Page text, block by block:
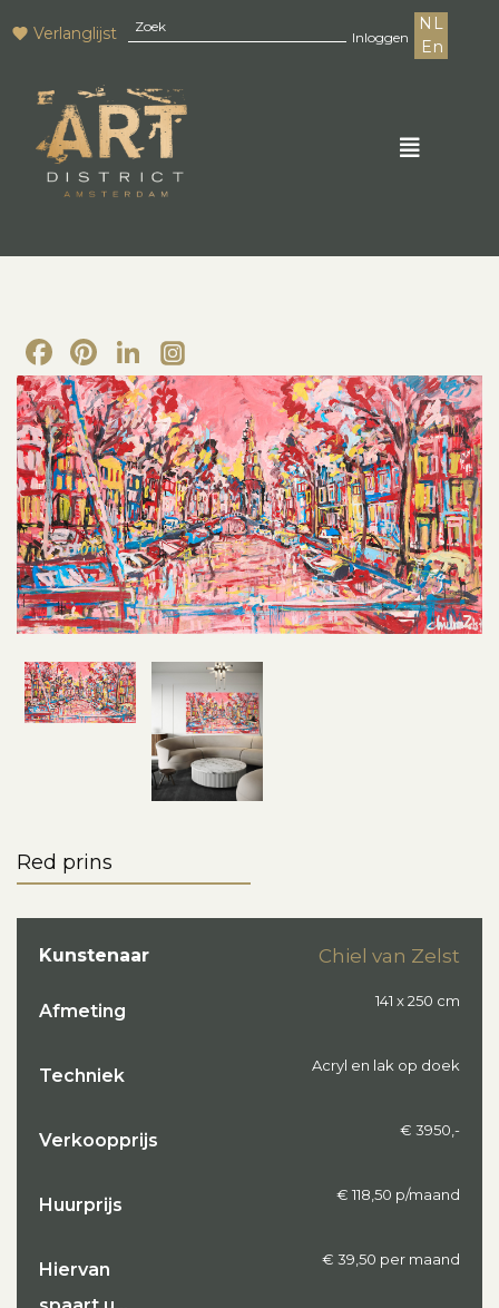
Verlanglijst Inloggen
NL
En
Facebook
Pinterest
LinkedIn
Red prins
Kunstenaar Chiel van Zelst
Afmeting 141 x 250 cm
Techniek Acryl en lak op doek
Verkoopprijs € 3950,-
Huurprijs € 118,50 p/maand
Hiervan
€ 39,50 per maand